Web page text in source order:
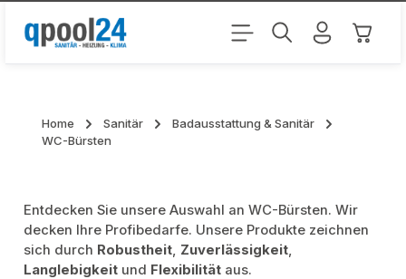
Zum Hauptinhalt springen
Home Sanitär
Badausstattung & Sanitär
WC-Bürsten
Entdecken Sie unsere Auswahl an WC-Bürsten. Wir
decken Ihre Profibedarfe. Unsere Produkte zeichnen
sich durch Robustheit, Zuverlässigkeit,
Langlebigkeit und Flexibilität aus.